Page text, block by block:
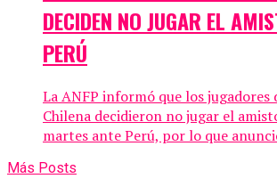
DECIDEN NO JUGAR EL
PERÚ
La ANFP informó que los jugadores
Chilena decidieron no jugar el
martes ante Perú, por lo que
Más Posts